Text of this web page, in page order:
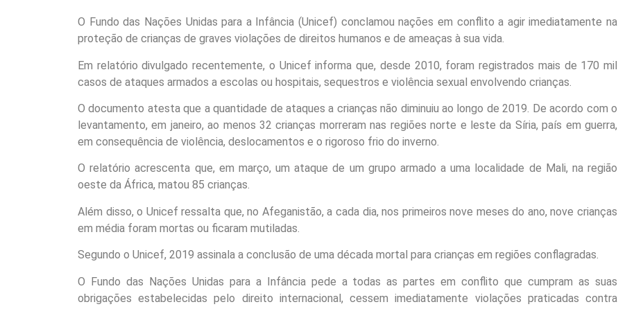
O Fundo das Nações Unidas para a Infância (Unicef) conclamou nações em conflito a agir imediatamente na
proteção de crianças de graves violações de direitos humanos e de ameaças à sua vida.
Em relatório divulgado recentemente, o Unicef informa que, desde 2010, foram registrados mais de 170 mil
casos de ataques armados a escolas ou hospitais, sequestros e violência sexual envolvendo crianças.
O documento atesta que a quantidade de ataques a crianças não diminuiu ao longo de 2019. De acordo com o
levantamento, em janeiro, ao menos 32 crianças morreram nas regiões norte e leste da Síria, país em guerra,
em consequência de violência, deslocamentos e o rigoroso frio do inverno.
O relatório acrescenta que, em março, um ataque de um grupo armado a uma localidade de Mali, na região
oeste da África, matou 85 crianças.
Além disso, o Unicef ressalta que, no Afeganistão, a cada dia, nos primeiros nove meses do ano, nove crianças
em média foram mortas ou ficaram mutiladas.
Segundo o Unicef, 2019 assinala a conclusão de uma década mortal para crianças em regiões conflagradas.
O Fundo das Nações Unidas para a Infância pede a todas as partes em conflito que cumpram as suas
obrigações estabelecidas pelo direito internacional, cessem imediatamente violações praticadas contra